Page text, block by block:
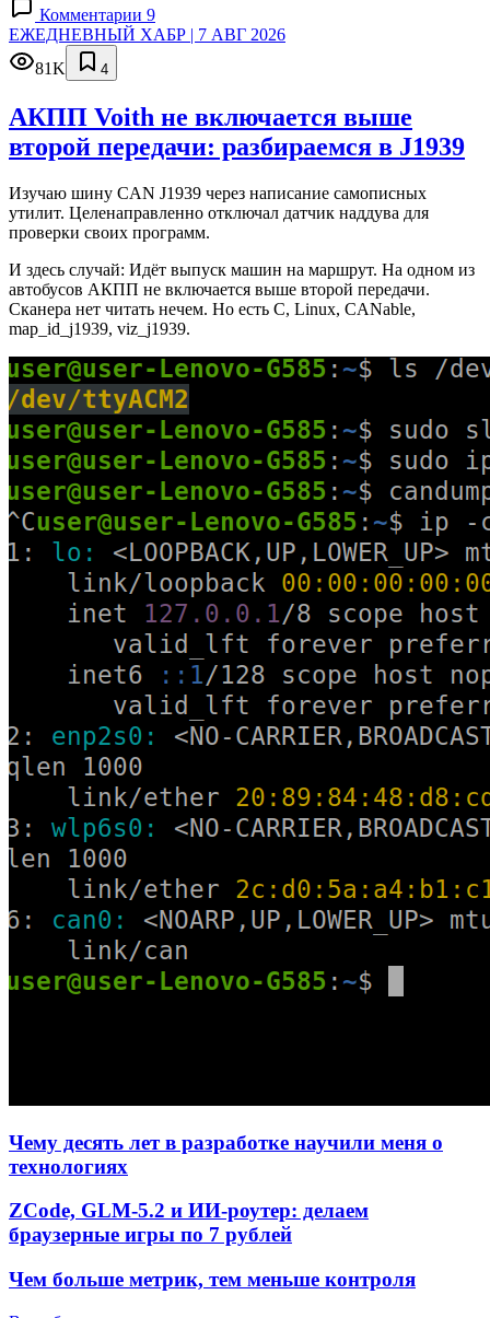
Комментарии 9
ЕЖЕДНЕВНЫЙ ХАБР | 7 АВГ 2026
81K
4
АКПП Voith не включается выше
второй передачи: разбираемся в J1939
Изучаю шину CAN J1939 через написание самописных
утилит. Целенаправленно отключал датчик наддува для
проверки своих программ.
И здесь случай: Идёт выпуск машин на маршрут. На одном из
автобусов АКПП не включается выше второй передачи.
Сканера нет читать нечем. Но есть C, Linux, CANable,
map_id_j1939, viz_j1939.
Чему десять лет в разработке научили меня о
технологиях
ZCode, GLM-5.2 и ИИ-роутер: делаем
браузерные игры по 7 рублей
Чем больше метрик, тем меньше контроля